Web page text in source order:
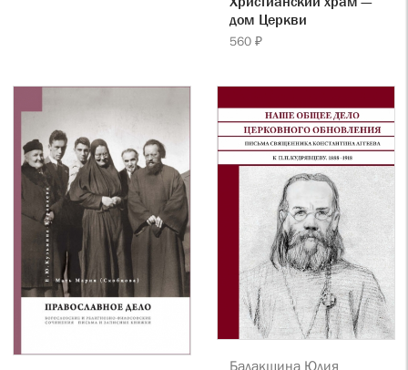
дом Церкви
560 ₽
Балакшина Юлия